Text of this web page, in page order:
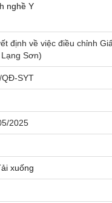
nghề Y
định về việc điều chỉnh
Sơn)
QĐ-SYT
2025
xuống